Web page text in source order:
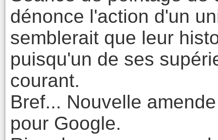
dénonce l'action d'un
semblerait que leur
puisqu'un de ses
courant.
Bref... Nouvelle
pour Google.